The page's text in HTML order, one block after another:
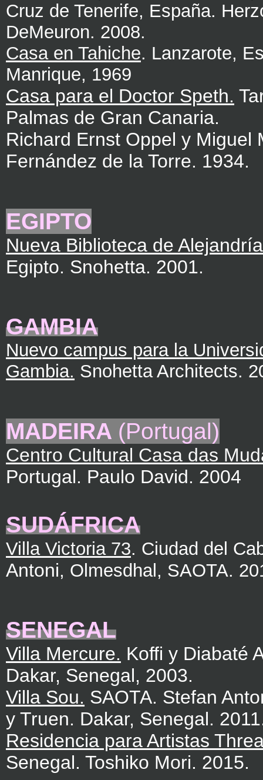
Cruz de Tenerife, España.
DeMeuron. 2008.
Casa en Tahiche. Lanzarote,
Manrique, 1969
Casa para el Doctor Speth.
Palmas de Gran Canaria.
Richard Ernst Oppel y Miguel
Fernández de la Torre. 1934.
EGIPTO
Nueva Biblioteca de Alejandría
Egipto. Snohetta. 2001.
GAMBIA
Nuevo campus para la
Gambia. Snohetta Architects.
MADEIRA (Portugal)
Centro Cultural Casa das
Portugal. Paulo David. 2004
SUDÁFRICA
Villa Victoria 73. Ciudad del
Antoni, Olmesdhal, SAOTA.
SENEGAL
Villa Mercure. Koffi y Diabaté
Dakar, Senegal, 2003.
Villa Sou. SAOTA. Stefan
y Truen. Dakar, Senegal.
Residencia para Artistas
Senegal. Toshiko Mori. 2015.